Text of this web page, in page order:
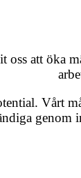
oss att öka
Vårt
genom